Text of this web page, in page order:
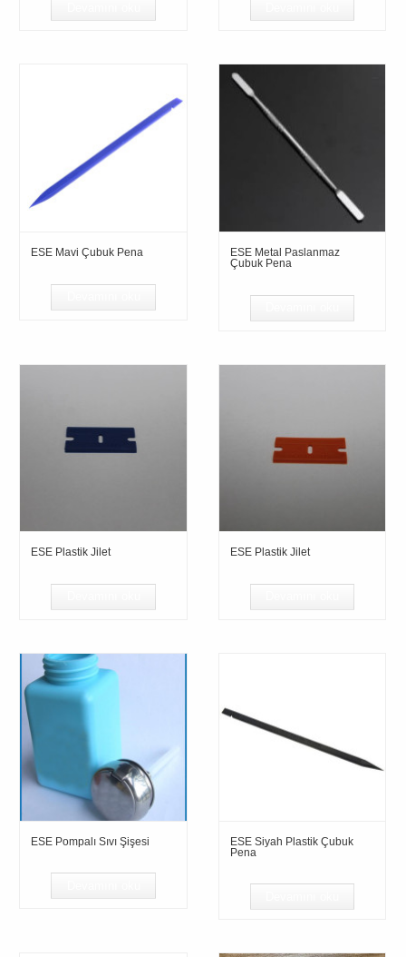
ESE Mavi Çubuk Pena
ESE Metal Paslanmaz
Çubuk Pena
ESE Plastik Jilet ESE Plastik Jilet
ESE Pompalı Sıvı Şişesi
ESE Siyah Plastik Çubuk
Pena